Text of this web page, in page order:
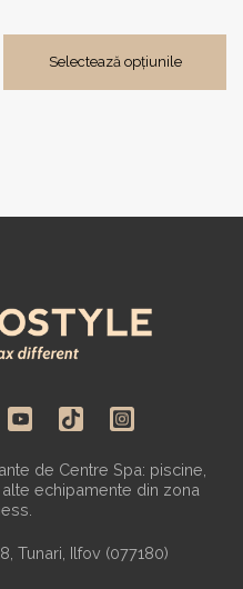
Selectează opțiunile
de Centre Spa: piscine,
echipamente din zona
Tunari, Ilfov (077180)